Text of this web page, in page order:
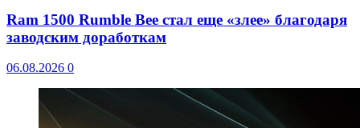
Ram 1500 Rumble Bee стал еще «злее» благодаря
заводским доработкам
06.08.2026 0